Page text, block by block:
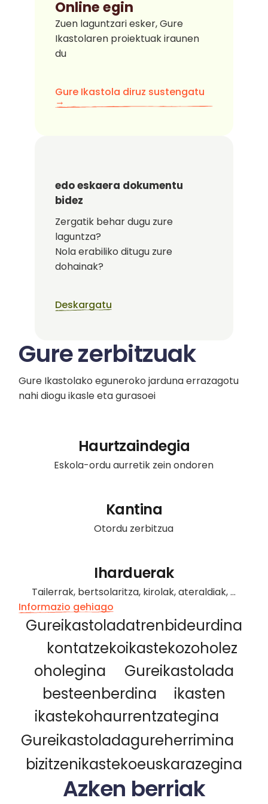
Online egin
Zuen laguntzari esker, Gure
Ikastolaren proiektuak iraunen
du
Gure Ikastola diruz sustengatu
→
edo eskaera dokumentu
bidez
Zergatik behar dugu zure
laguntza?
Nola erabiliko ditugu zure
dohainak?
Deskargatu
Gure zerbitzuak
Gure Ikastolako eguneroko jarduna errazagotu
nahi diogu ikasle eta gurasoei
Haurtzaindegia
Eskola-ordu aurretik zein ondoren
Kantina
Otordu zerbitzua
Iharduerak
Tailerrak, bertsolaritza, kirolak, ateraldiak, ...
Informazio gehiago
Gureikastoladatrenbideurdina
kontatzekoikastekozoholez
oholegina Gureikastolada
besteenberdina
ikasten
ikastekohaurrentzategina
Gureikastoladagureherrimina
bizitzenikastekoeuskarazegina
Azken berriak